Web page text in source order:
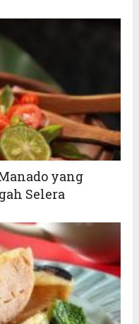
yang
Selera